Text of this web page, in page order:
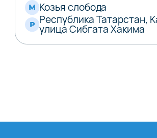
Козья слобода
Республика Татарстан,
улица Сибгата Хакима